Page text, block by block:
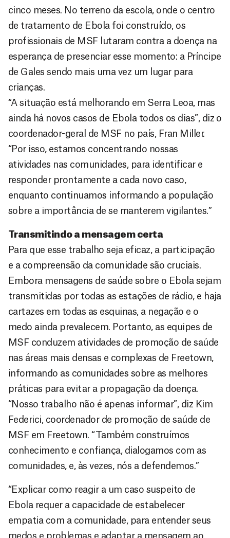
cinco meses. No terreno da escola, onde o centro
de tratamento de Ebola foi construído, os
profissionais de MSF lutaram contra a doença na
esperança de presenciar esse momento: a Príncipe
de Gales sendo mais uma vez um lugar para
crianças.
“A situação está melhorando em Serra Leoa, mas
ainda há novos casos de Ebola todos os dias”, diz o
coordenador-geral de MSF no país, Fran Miller.
“Por isso, estamos concentrando nossas
atividades nas comunidades, para identificar e
responder prontamente a cada novo caso,
enquanto continuamos informando a população
sobre a importância de se manterem vigilantes.”
Transmitindo a mensagem certa
Para que esse trabalho seja eficaz, a participação
e a compreensão da comunidade são cruciais.
Embora mensagens de saúde sobre o Ebola sejam
transmitidas por todas as estações de rádio, e haja
cartazes em todas as esquinas, a negação e o
medo ainda prevalecem. Portanto, as equipes de
MSF conduzem atividades de promoção de saúde
nas áreas mais densas e complexas de Freetown,
informando as comunidades sobre as melhores
práticas para evitar a propagação da doença.
“Nosso trabalho não é apenas informar”, diz Kim
Federici, coordenador de promoção de saúde de
MSF em Freetown. “Também construímos
conhecimento e confiança, dialogamos com as
comunidades, e, às vezes, nós a defendemos.”
“Explicar como reagir a um caso suspeito de
Ebola requer a capacidade de estabelecer
empatia com a comunidade, para entender seus
medos e problemas e adaptar a mensagem ao